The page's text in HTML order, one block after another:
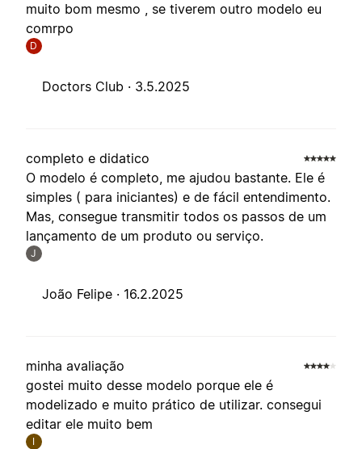
muito bom mesmo , se tiverem outro modelo eu
comrpo
D
Doctors Club · 3.5.2025
completo e didatico
O modelo é completo, me ajudou bastante. Ele é
simples ( para iniciantes) e de fácil entendimento.
Mas, consegue transmitir todos os passos de um
lançamento de um produto ou serviço.
J
João Felipe · 16.2.2025
minha avaliação
gostei muito desse modelo porque ele é
modelizado e muito prático de utilizar. consegui
editar ele muito bem
I